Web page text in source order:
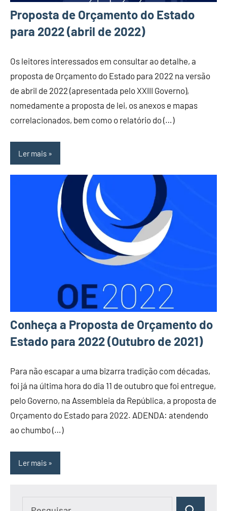
Proposta de Orçamento do Estado
para 2022 (abril de 2022)
Os leitores interessados em consultar ao detalhe, a
proposta de Orçamento do Estado para 2022 na versão
de abril de 2022 (apresentada pelo XXIII Governo),
nomedamente a proposta de lei, os anexos e mapas
correlacionados, bem como o relatório do (…)
Ler mais
Conheça a Proposta de Orçamento do
Estado para 2022 (Outubro de 2021)
Para não escapar a uma bizarra tradição com décadas,
foi já na última hora do dia 11 de outubro que foi entregue,
pelo Governo, na Assembleia da República, a proposta de
Orçamento do Estado para 2022. ADENDA: atendendo
ao chumbo (…)
Ler mais